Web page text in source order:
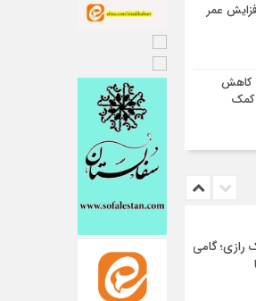
عمر
کاهش
کمک
رازی؛ گامی